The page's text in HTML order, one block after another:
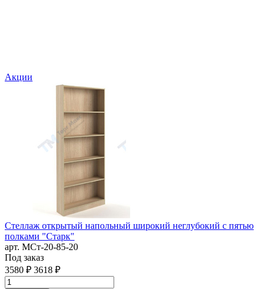
Акции
Стеллаж открытый напольный широкий неглубокий с пятью
полками "Старк"
арт. MСт-20-85-20
Под заказ
3580 ₽ 3618 ₽